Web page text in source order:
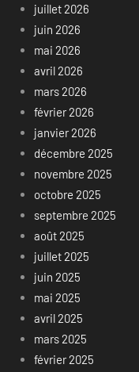
juillet 2026
juin 2026
mai 2026
avril 2026
mars 2026
février 2026
janvier 2026
décembre 2025
novembre 2025
octobre 2025
septembre 2025
août 2025
juillet 2025
juin 2025
mai 2025
avril 2025
mars 2025
février 2025